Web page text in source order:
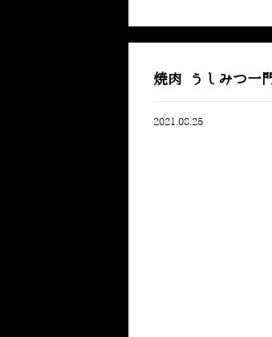
焼肉 うしみつ一
2021.08.25